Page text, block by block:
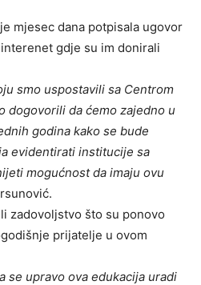
mjesec dana potpisala ugovor
gdje su im donirali
smo uspostavili sa Centrom
dogovorili da ćemo zajedno u
godina kako se bude
evidentirati institucije sa
mogućnost da imaju ovu
zadovoljstvo što su ponovo
prijatelje u ovom
se upravo ova edukacija uradi